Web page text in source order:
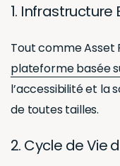
1. Infrastructure
Tout comme Asset
plateforme basée
l’accessibilité et la
de toutes tailles.
2. Cycle de Vie